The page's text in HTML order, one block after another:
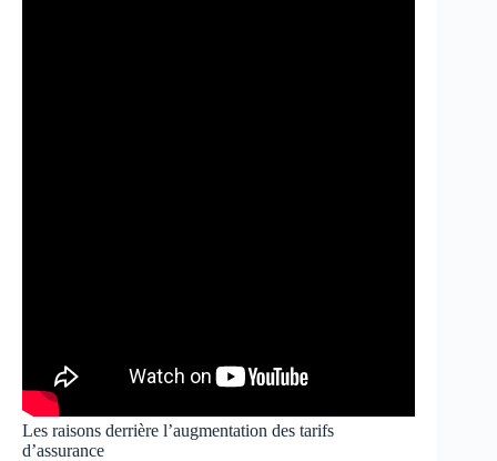
Les raisons derrière l’augmentation des tarifs
d’assurance